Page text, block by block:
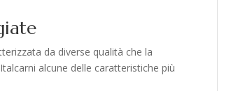
da diverse qualità che la
alcune delle caratteristiche più